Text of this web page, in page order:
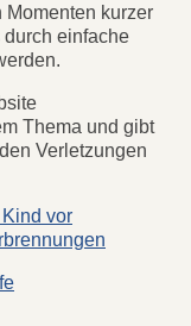
kurzer
einfache
Thema und gibt
Verletzungen
vor